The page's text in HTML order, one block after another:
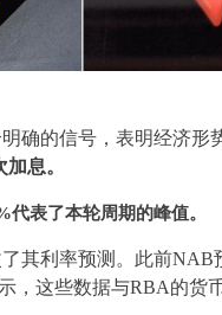
确的信号，表明经济形
息。
表了本轮周期的峰值。
其利率预测。此前NAB
，这些数据与RBA的货